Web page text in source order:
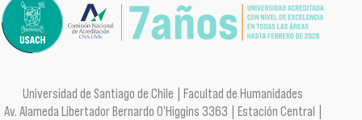
Universidad de Santiago de Chile | Facultad de Humanidades
Av. Alameda Libertador Bernardo O'Higgins 3363 | Estación Central |